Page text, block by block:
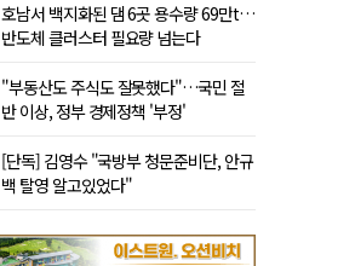
호남서 백지화된 댐 6곳 용수량 69만t…
반도체 클러스터 필요량 넘는다
"부동산도 주식도 잘못했다"…국민 절
반 이상, 정부 경제정책 '부정'
[단독] 김영수 "국방부 청문준비단, 안규
백 탈영 알고있었다"